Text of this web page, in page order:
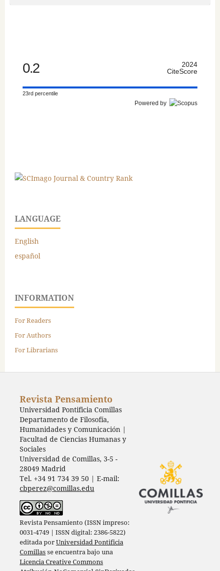
0.2
2024
CiteScore
23rd percentile
Powered by
LANGUAGE
English
español
INFORMATION
For Readers
For Authors
For Librarians
Revista Pensamiento
Universidad Pontificia Comillas
Departamento de Filosofía,
Humanidades y Comunicación |
Facultad de Ciencias Humanas y
Sociales
Universidad de Comillas, 3-5 -
28049 Madrid
Tel. +34 91 734 39 50 | E-mail:
cbperez@comillas.edu
Revista Pensamiento (ISSN impreso:
0031-4749 | ISSN digital: 2386-5822)
editada porUniversidad Pontificia
Comillasse encuentra bajo una
Licencia Creative Commons